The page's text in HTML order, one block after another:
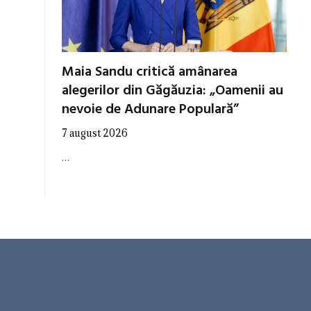
Maia Sandu critică amânarea
alegerilor din Găgăuzia: „Oamenii au
nevoie de Adunare Populară”
7 august 2026
…